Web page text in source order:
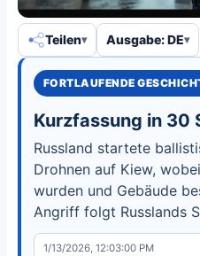
Teilen Ausgabe: DE
FORTLAUFENDE
Kurzfassung in 30
Russland startete
Drohnen auf Kiew,
wurden und Gebäude
Angriff folgt Russlands
Infrastruktur vor dem
1/13/2026, 12:03:00 PM